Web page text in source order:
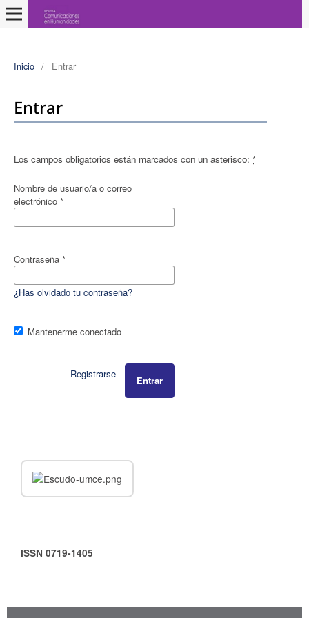
Inicio / Entrar
Entrar
Los campos obligatorios están marcados con un asterisco: *
Nombre de usuario/a o correo
electrónico *
Contraseña *
¿Has olvidado tu contraseña?
Mantenerme conectado
Entrar
Registrarse
ISSN 0719-1405